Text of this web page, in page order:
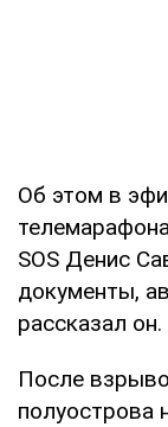
Об этом в
SOS Денис
документы,
рассказал он.
После
полуострова